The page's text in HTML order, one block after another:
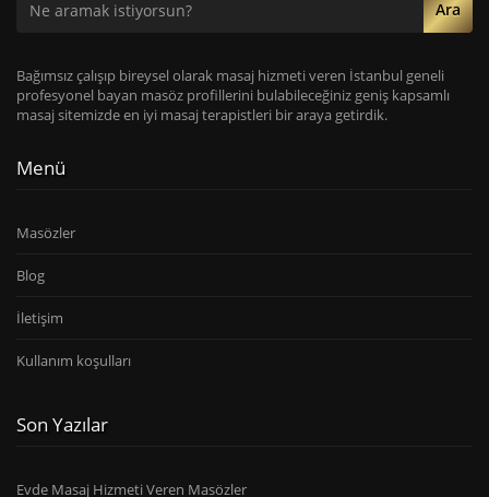
Ara
Bağımsız çalışıp bireysel olarak masaj hizmeti veren İstanbul geneli
profesyonel bayan masöz profillerini bulabileceğiniz geniş kapsamlı
masaj sitemizde en iyi masaj terapistleri bir araya getirdik.
Menü
Masözler
Blog
İletişim
Kullanım koşulları
Son Yazılar
Evde Masaj Hizmeti Veren Masözler